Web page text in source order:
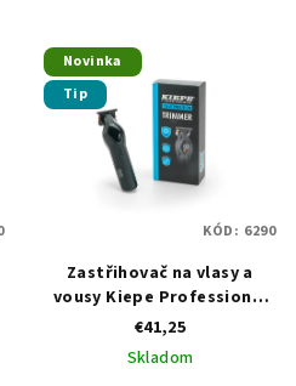
Novinka
Tip
Zastřihovač na vlasy a
vousy Kiepe Professional
Home Precision Hair
Trimmer
€41,25
Skladom
KÓD: 6290